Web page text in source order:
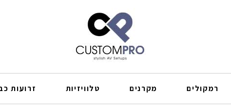
רמקולים מקרנים טלוויזיות זרועות